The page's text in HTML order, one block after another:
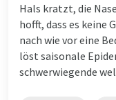
Hals kratzt, die
hofft, dass es keine
nach wie vor eine
löst saisonale
schwerwiegende